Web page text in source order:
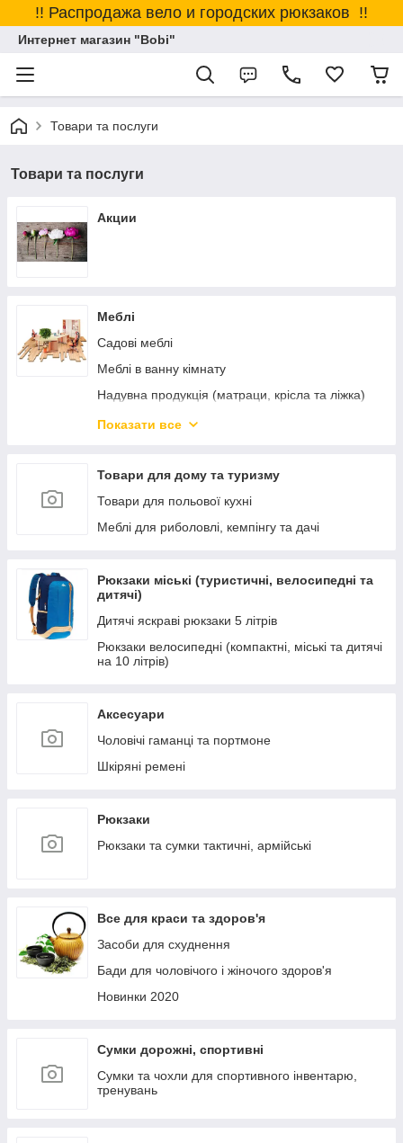
!! Распродажа вело и городских рюкзаков !!
Интернет магазин "Bobi"
Товари та послуги
Товари та послуги
Акции
Меблі
Садові меблі
Меблі в ванну кімнату
Надувна продукція (матраци, крісла та ліжка)
Новорічний товар
Меблі для вітальні
Меблі для кухні та їдальні
Меблі для офісу та дому
Меблі для зберігання речей
Підлогові і настінні дзеркала
Дитячі ліжка-машини
Новинки меблів
Кухні готові
Показати все
Товари для дому та туризму
Товари для польової кухні
Меблі для риболовлі, кемпінгу та дачі
Рюкзаки міські (туристичні, велосипедні та
дитячі)
Дитячі яскраві рюкзаки 5 літрів
Рюкзаки велосипедні (компактні, міські та дитячі
на 10 літрів)
Аксесуари
Чоловічі гаманці та портмоне
Шкіряні ремені
Рюкзаки
Рюкзаки та сумки тактичні, армійські
Все для краси та здоров'я
Засоби для схуднення
Бади для чоловічого і жіночого здоров'я
Новинки 2020
Сумки дорожні, спортивні
Сумки та чохли для спортивного інвентарю,
тренувань